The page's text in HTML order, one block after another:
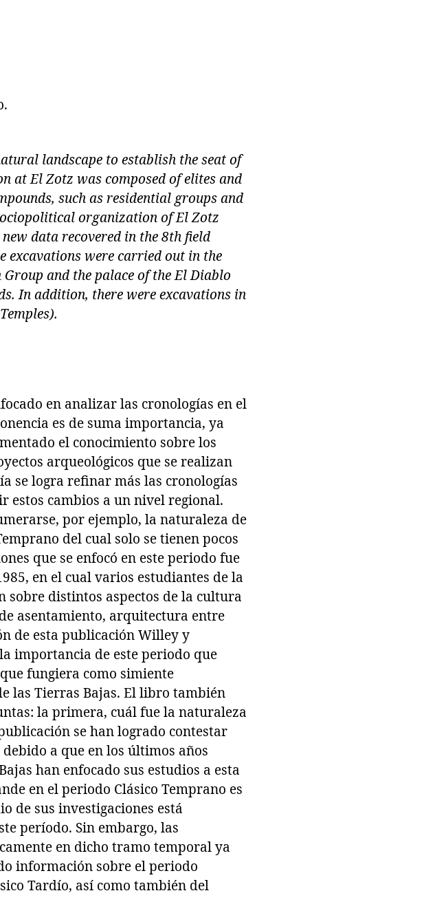
landscape to establish the seat of
at El Zotz was composed of elites and
such as residential groups and
organization of El Zotz
data recovered in the 8th field
excavations were carried out in the
and the palace of the El Diablo
In addition, there were excavations in
en analizar las cronologías en el
es de suma importancia, ya
el conocimiento sobre los
arqueológicos que se realizan
se logra refinar más las cronologías
estos cambios a un nivel regional.
por ejemplo, la naturaleza de
del cual solo se tienen pocos
que se enfocó en este periodo fue
en el cual varios estudiantes de la
distintos aspectos de la cultura
asentamiento, arquitectura entre
de esta publicación Willey y
importancia de este periodo que
fungiera como simiente
las Tierras Bajas. El libro también
la primera, cuál fue la naturaleza
se han logrado contestar
a que en los últimos años
han enfocado sus estudios a esta
en el periodo Clásico Temprano es
de sus investigaciones está
período. Sin embargo, las
en dicho tramo temporal ya
información sobre el periodo
Tardío, así como también del